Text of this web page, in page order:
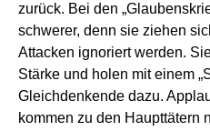
zurück. Bei den
schwerer, denn sie ziehen
Attacken ignoriert werden.
Stärke und holen mit einem
Gleichdenkende dazu.
kommen zu den Haupttätern